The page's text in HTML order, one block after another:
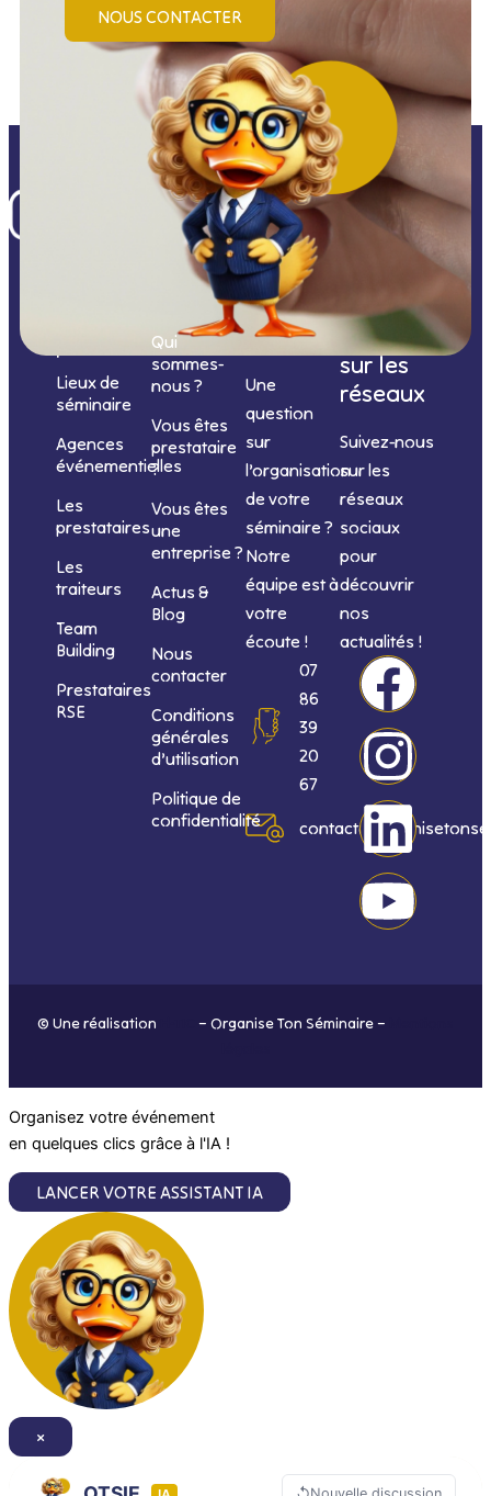
NOUS CONTACTER
prestations
Lieux de
séminaire
Agences
événementielles
Les
prestataires
Les
traiteurs
Team
Building
Prestataires
RSE
Informations
Qui
sommes-
nous ?
Vous êtes
prestataire
?
Vous êtes
une
entreprise ?
Actus &
Blog
Nous
contacter
Conditions
générales
d’utilisation
Politique de
confidentialité
Nous
contacter
Une
question
sur
l’organisation
de votre
séminaire ?
Notre
équipe est à
votre
écoute !
07
86
39
20
67
Nous
suivre
sur les
réseaux
Suivez-nous
sur les
réseaux
sociaux
pour
découvrir
nos
actualités !
F
a
c
e
b
I
n
s
t
a
L
i
n
k
e
Y
o
u
t
u
© Une réalisation – Organise Ton Séminaire –
Organisez votre événement
en quelques clics grâce à l'IA !
LANCER VOTRE ASSISTANT IA
×